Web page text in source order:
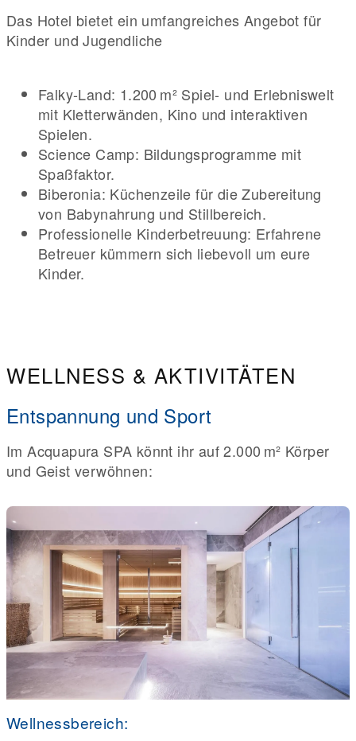
Das Hotel bietet ein umfangreiches Angebot für
Kinder und Jugendliche
Falky-Land: 1.200 m² Spiel- und Erlebniswelt
mit Kletterwänden, Kino und interaktiven
Spielen.
Science Camp: Bildungsprogramme mit
Spaßfaktor.
Biberonia: Küchenzeile für die Zubereitung
von Babynahrung und Stillbereich.
Professionelle Kinderbetreuung: Erfahrene
Betreuer kümmern sich liebevoll um eure
Kinder.
WELLNESS & AKTIVITÄTEN
Entspannung und Sport
Im Acquapura SPA könnt ihr auf 2.000 m² Körper
und Geist verwöhnen:
Wellnessbereich: